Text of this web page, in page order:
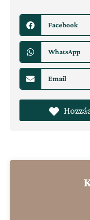
Facebook
WhatsApp
Email